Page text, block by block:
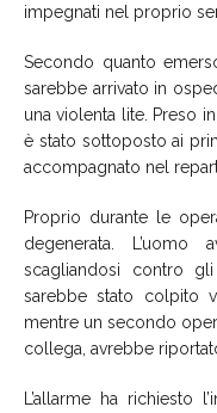
impegnati nel proprio
Secondo quanto
sarebbe arrivato in
una violenta lite. Preso
è stato sottoposto ai
accompagnato nel
Proprio durante le
degenerata.
scagliandosi contro
sarebbe stato colpito
mentre un secondo
collega, avrebbe
L’allarme ha richiesto